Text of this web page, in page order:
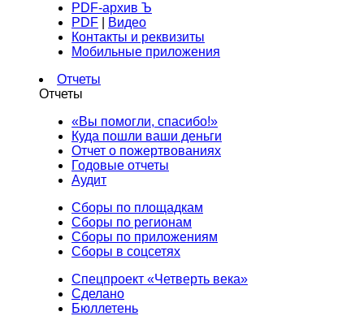
PDF-архив Ъ
PDF
Видео
Контакты и реквизиты
Мобильные приложения
Отчеты
Отчеты
«Вы помогли, спасибо!»
Куда пошли ваши деньги
Отчет о пожертвованиях
Годовые отчеты
Аудит
Сборы по площадкам
Сборы по регионам
Сборы по приложениям
Сборы в соцсетях
Спецпроект «Четверть века»
Сделано
Бюллетень